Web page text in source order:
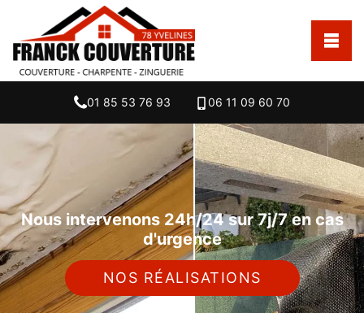
01 85 53 76 93 06 11 09 60 70
Nous intervenons 24h/24 sur 7j/7 en cas
d'urgence
NOS RÉALISATIONS